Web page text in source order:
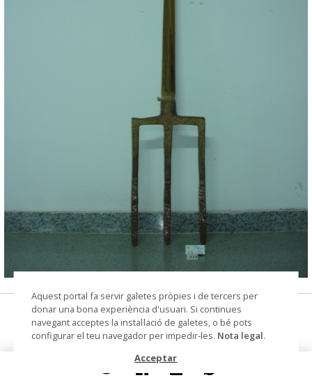
© CIP Molí d'en Rata
forca
Núm. de registre 223
Aquest portal fa servir galetes pròpies i de tercers per
donar una bona experiència d'usuari. Si continues
navegant acceptes la instal·lació de galetes, o bé pots
configurar el teu navegador per impedir-les. Nota legal.
Acceptar